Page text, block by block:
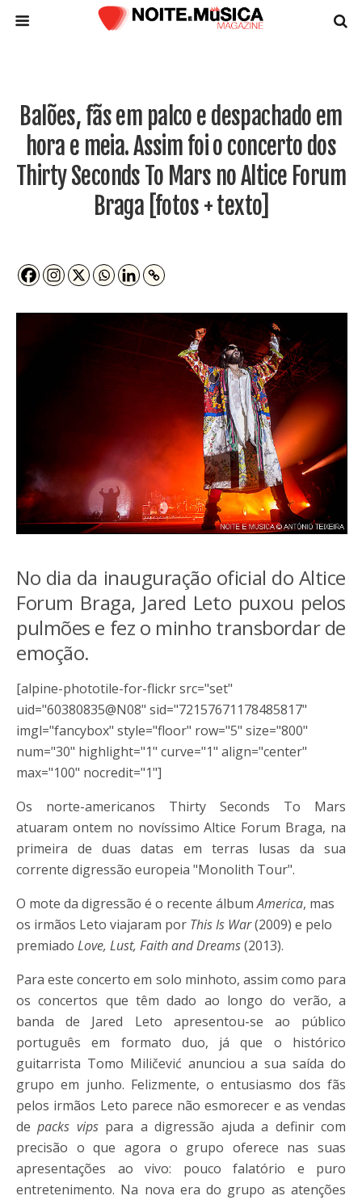
Balões, fãs em palco e despachado em
hora e meia. Assim foi o concerto dos
Thirty Seconds To Mars no Altice Forum
Braga [fotos + texto]
No dia da inauguração oficial do Altice
Forum Braga, Jared Leto puxou pelos
pulmões e fez o minho transbordar de
emoção.
[alpine-phototile-for-flickr src="set"
uid="60380835@N08" sid="72157671178485817"
imgl="fancybox" style="floor" row="5" size="800"
num="30" highlight="1" curve="1" align="center"
max="100" nocredit="1"]
Os norte-americanos Thirty Seconds To Mars
atuaram ontem no novíssimo Altice Forum Braga, na
primeira de duas datas em terras lusas da sua
corrente digressão europeia "Monolith Tour".
O mote da digressão é o recente álbumAmerica, mas
os irmãos Leto viajaram por This Is War(2009) e pelo
premiado Love, Lust, Faith and Dreams(2013).
Para este concerto em solo minhoto, assim como para
os concertos que têm dado ao longo do verão, a
banda de Jared Leto apresentou-se ao público
português em formato duo, já que o histórico
guitarrista Tomo Miličević anunciou a sua saída do
grupo em junho. Felizmente, o entusiasmo dos fãs
pelos irmãos Leto parece não esmorecer e as vendas
depacks vipspara a digressão ajuda a definir com
precisão o que agora o grupo oferece nas suas
apresentações ao vivo: pouco falatório e puro
entretenimento. Na nova era do grupo as atenções